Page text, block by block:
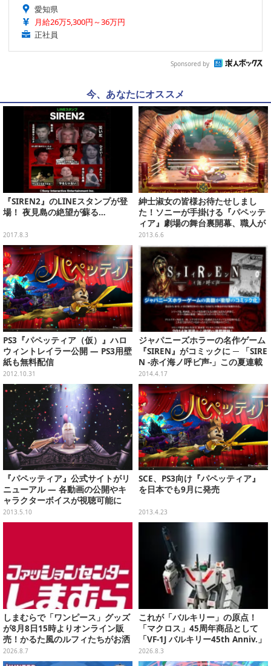
愛知県
月給26万5,300円～36万円
正社員
Sponsored by
今、あなたにオススメ
『SIREN2』のLINEスタンプが登
場！ 夜見島の絶望が蘇る…
2017.8.3
紳士淑女の皆様お待たせしまし
た！ソニーが手掛ける『パペッテ
ィア』劇場の舞台裏開幕、職人が
語る魅力とは
2013.6.6
PS3『パペッティア（仮）』ハロ
ウィントレイラー公開 ― PS3用壁
紙も無料配信
2012.10.31
ジャパニーズホラーの名作ゲーム
『SIREN』がコミックに ─ 「SIRE
N -赤イ海ノ呼ビ声-」この夏連載
開始
2014.4.17
『パペッティア』公式サイトがリ
ニューアル ― 各動画の公開やキ
ャラクターボイスが視聴可能に
2013.5.10
SCE、PS3向け『パペッティア』
を日本でも9月に発売
2013.4.23
しまむらで「ワンピース」グッズ
が8月8日15時よりオンライン販
売！かるた風のルフィたちがお洒
落なバッグや、チョッパーが可愛
いサンダルも
2026.8.7
これが「バルキリー」の原点！
「マクロス」45周年商品として
「VF-1J バルキリー45th Anniv.」
が予約開始
2026.8.3